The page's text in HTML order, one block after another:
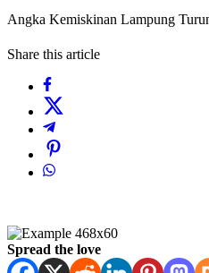
Angka Kemiskinan Lampung
Share this article
Spread the love